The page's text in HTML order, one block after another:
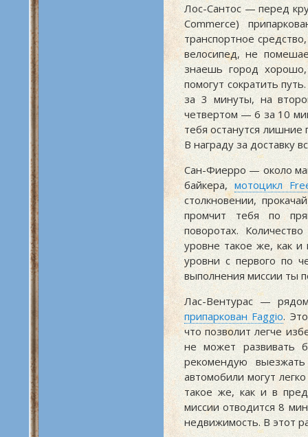
Лос-Сантос — перед
Commerce)
транспортное
велосипед, не
знаешь город хорошо,
помогут сократить
за 3 минуты, на
четвертом — 6 за 10
тебя останутся
В награду за доставку
Сан-Фиерро — около
байкера,мотоцикл
столкновении,
промчит тебя по
поворотах.
уровне такое же, как
уровни с первого по
выполнения миссии ты
Лас-Вентурас —
припаркован Faggio.
что позволит легче
не может развивать
рекомендую
автомобили могут
такое же, как и в
миссии отводится 8
недвижимость. В этот